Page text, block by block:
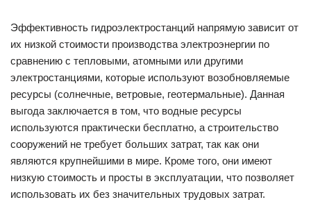
Эффективность гидроэлектростанций напрямую зависит от
их низкой стоимости производства электроэнергии по
сравнению с тепловыми, атомными или другими
электростанциями, которые используют возобновляемые
ресурсы (солнечные, ветровые, геотермальные). Данная
выгода заключается в том, что водные ресурсы
используются практически бесплатно, а строительство
сооружений не требует больших затрат, так как они
являются крупнейшими в мире. Кроме того, они имеют
низкую стоимость и просты в эксплуатации, что позволяет
использовать их без значительных трудовых затрат.